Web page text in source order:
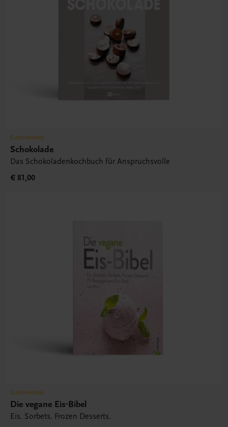
Gastronomie
Schokolade
Das Schokoladenkochbuch für Anspruchsvolle
€ 81,00
Gastronomie
Die vegane Eis-Bibel
Eis. Sorbets. Frozen Desserts.